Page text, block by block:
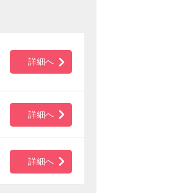
詳細へ
詳細へ
詳細へ